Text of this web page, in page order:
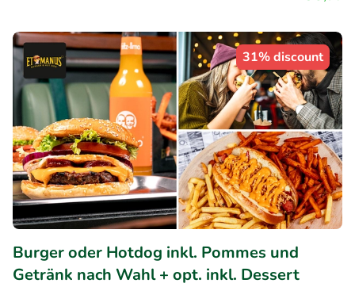
31% discount
Burger oder Hotdog inkl. Pommes und
Getränk nach Wahl + opt. inkl. Dessert